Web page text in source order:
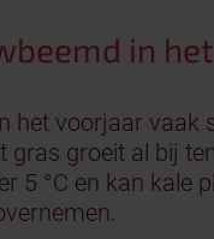
in
het voorjaar vaak
gras groeit al bij
5 °C en kan kale